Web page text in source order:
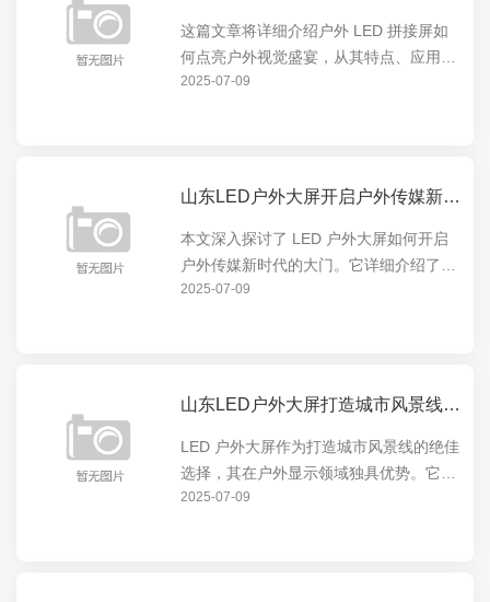
这篇文章将详细介绍户外 LED 拼接屏如
何点亮户外视觉盛宴，从其特点、应用场
景到实际效果，全方位展示这一创新技术
2025-07-09
山东LED户外大屏开启户外传媒新时代的大门
本文深入探讨了 LED 户外大屏如何开启
户外传媒新时代的大门。它详细介绍了
LED 户外大屏的特点与优势，如高亮度、
2025-07-09
山东LED户外大屏打造城市风景线的绝佳选择
LED 户外大屏作为打造城市风景线的绝佳
选择，其在户外显示领域独具优势。它能
以绚丽多彩的画面点亮城市夜晚，成为城
2025-07-09